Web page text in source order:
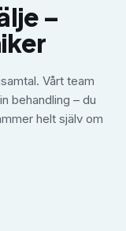
–
Vårt team
behandling – du
helt själv om